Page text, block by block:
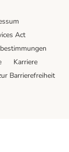
Act
Karriere
Barrierefreiheit